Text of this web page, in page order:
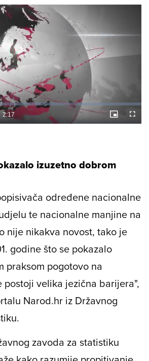
izuzetno dobrom
određene nacionalne
te nacionalne manjine na
nije nikakva novost, tako je
godine što se pokazalo
praksom pogotovo na
velika jezična barijera",
Narod.hr iz Državnog
zavoda za statistiku